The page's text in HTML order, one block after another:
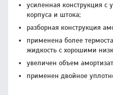
усиленная конструкция
корпуса и штока;
разборная конструкция
применена более
жидкость с хорошими
увеличен объем
применен двойное